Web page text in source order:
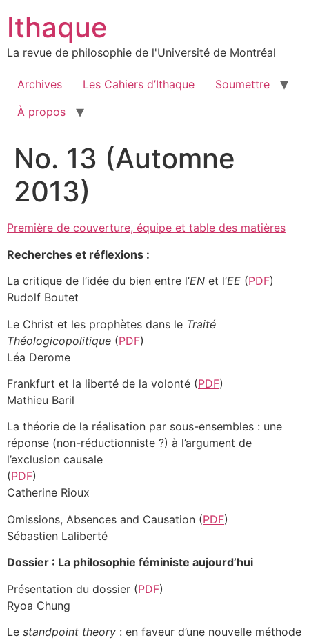
contenu
Ithaque
La revue de philosophie de l'Université de Montréal
Archives Les Cahiers d’Ithaque
Soumettre
À propos
No. 13 (Automne
2013)
Première de couverture, équipe et table des matières
Recherches et réflexions :
La critique de l’idée du bien entre l’EN et l’EE (PDF)
Rudolf Boutet
Le Christ et les prophètes dans le Traité
Théologicopolitique (PDF)
Léa Derome
Frankfurt et la liberté de la volonté (PDF)
Mathieu Baril
La théorie de la réalisation par sous-ensembles : une
réponse (non-réductionniste ?) à l’argument de
l’exclusion causale
(PDF)
Catherine Rioux
Omissions, Absences and Causation (PDF)
Sébastien Laliberté
Dossier : La philosophie féministe aujourd’hui
Présentation du dossier (PDF)
Ryoa Chung
Le standpoint theory : en faveur d’une nouvelle méthode